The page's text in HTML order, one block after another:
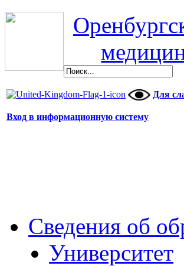
Для
Вход в информационную систему
Сведения об
Университет